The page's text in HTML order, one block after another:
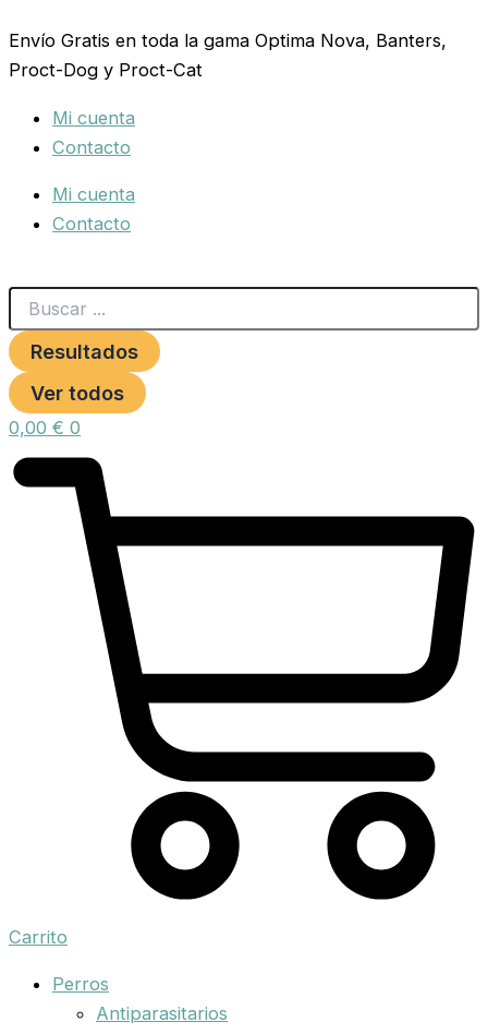
al
contenido
Envío Gratis en toda la gama Optima Nova, Banters,
Proct-Dog y Proct-Cat
Mi cuenta
Contacto
Mi cuenta
Contacto
...
Resultados
Ver todos
0,00 € 0
Carrito
Perros
Antiparasitarios
BUTTERFLAY
SOBRE
cantidad